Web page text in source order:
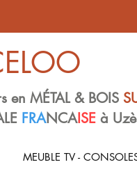
en MÉTAL & BOIS
FRANCAISE à
MEUBLE TV -